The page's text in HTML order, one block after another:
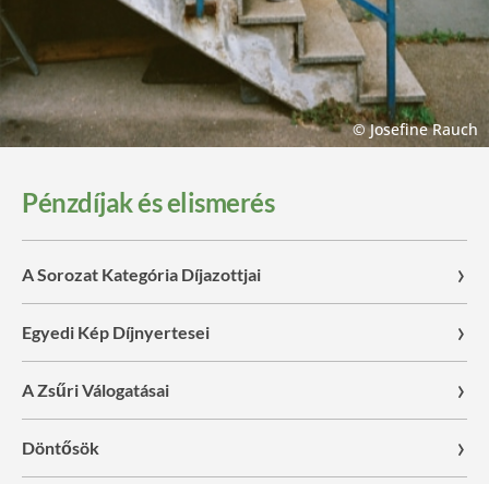
© Josefine Rauch
Pénzdíjak és elismerés
A Sorozat Kategória Díjazottjai
Egyedi Kép Díjnyertesei
A Zsűri Válogatásai
Döntősök